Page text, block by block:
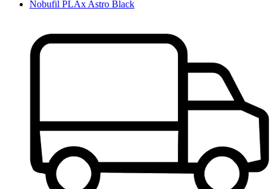
Nobufil PLAx Astro Black